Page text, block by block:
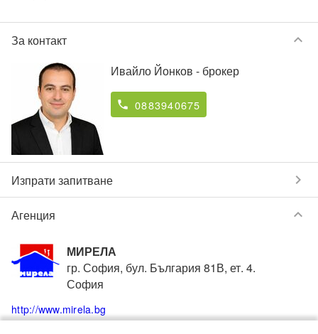
За контакт keyboard_arrow_down
Ивайло Йонков - брокер
phone 0883940675
Изпрати запитване chevron_right
Агенция keyboard_arrow_down
МИРЕЛА
гр. София, бул. България 81В, ет. 4.
София
http://www.mirela.bg